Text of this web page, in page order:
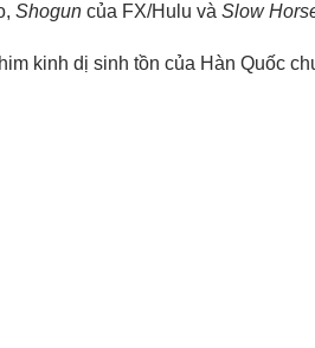
Shogun của FX/Hulu và Slow
kinh dị sinh tồn của Hàn Quốc